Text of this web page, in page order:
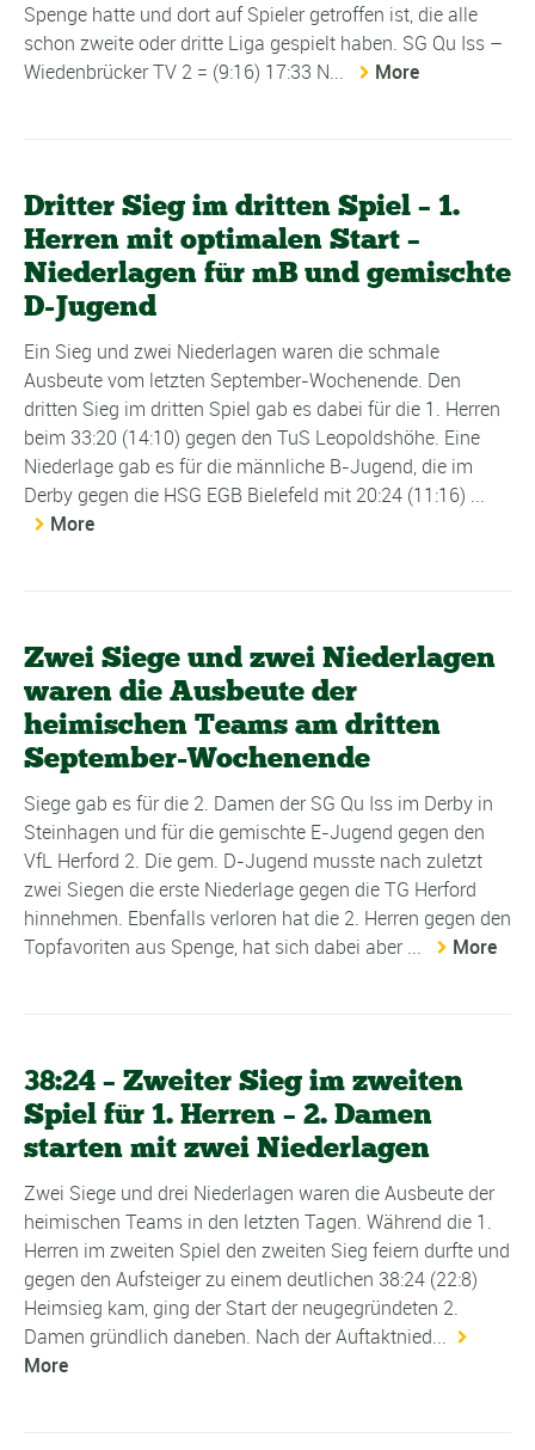
Spenge hatte und dort auf Spieler getroffen ist, die alle
schon zweite oder dritte Liga gespielt haben. SG Qu Iss –
Wiedenbrücker TV 2 = (9:16) 17:33 N...
More
Dritter Sieg im dritten Spiel – 1.
Herren mit optimalen Start –
Niederlagen für mB und gemischte
D-Jugend
Ein Sieg und zwei Niederlagen waren die schmale
Ausbeute vom letzten September-Wochenende. Den
dritten Sieg im dritten Spiel gab es dabei für die 1. Herren
beim 33:20 (14:10) gegen den TuS Leopoldshöhe. Eine
Niederlage gab es für die männliche B-Jugend, die im
Derby gegen die HSG EGB Bielefeld mit 20:24 (11:16) ...
More
Zwei Siege und zwei Niederlagen
waren die Ausbeute der
heimischen Teams am dritten
September-Wochenende
Siege gab es für die 2. Damen der SG Qu Iss im Derby in
Steinhagen und für die gemischte E-Jugend gegen den
VfL Herford 2. Die gem. D-Jugend musste nach zuletzt
zwei Siegen die erste Niederlage gegen die TG Herford
hinnehmen. Ebenfalls verloren hat die 2. Herren gegen den
Topfavoriten aus Spenge, hat sich dabei aber ...
More
38:24 – Zweiter Sieg im zweiten
Spiel für 1. Herren – 2. Damen
starten mit zwei Niederlagen
Zwei Siege und drei Niederlagen waren die Ausbeute der
heimischen Teams in den letzten Tagen. Während die 1.
Herren im zweiten Spiel den zweiten Sieg feiern durfte und
gegen den Aufsteiger zu einem deutlichen 38:24 (22:8)
Heimsieg kam, ging der Start der neugegründeten 2.
Damen gründlich daneben. Nach der Auftaktnied...
More